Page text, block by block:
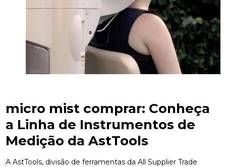
micro mist comprar: Conheça
a Linha de Instrumentos de
Medição da AstTools
A AstTools, divisão de ferramentas da All Supplier Trade